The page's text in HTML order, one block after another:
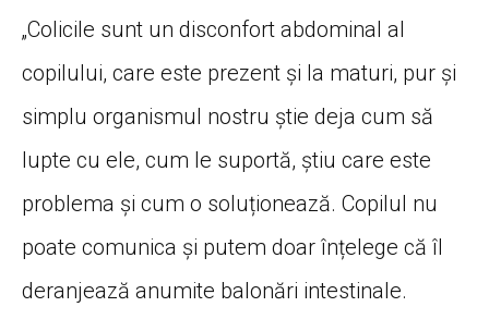
„Colicile sunt un disconfort abdominal al
copilului, care este prezent și la maturi, pur și
simplu organismul nostru știe deja cum să
lupte cu ele, cum le suportă, știu care este
problema și cum o soluționează. Copilul nu
poate comunica și putem doar înțelege că îl
deranjează anumite balonări intestinale.